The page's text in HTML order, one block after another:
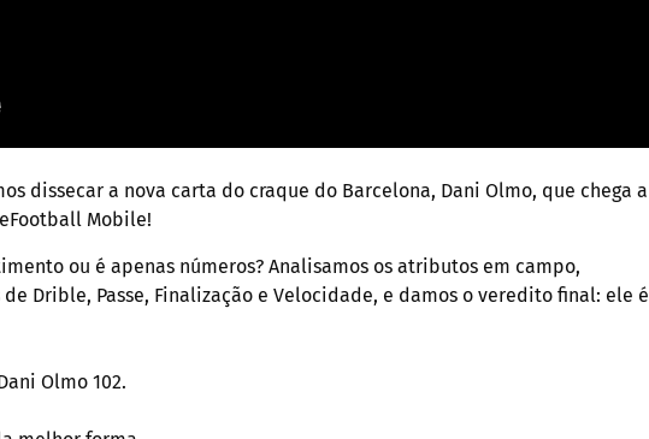
dissecar a nova carta do craque do Barcelona, Dani Olmo, que chega a
Mobile!
ou é apenas números? Analisamos os atributos em campo,
Drible, Passe, Finalização e Velocidade, e damos o veredito final: ele é
Olmo 102.